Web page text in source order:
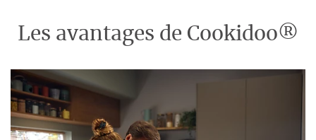
Les avantages de Cookidoo®